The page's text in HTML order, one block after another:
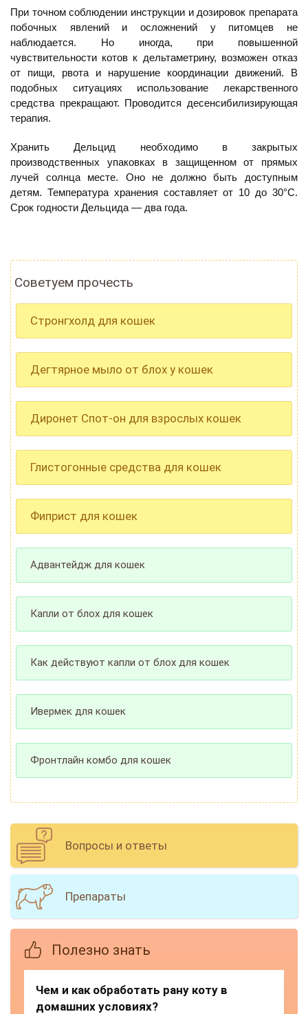
При точном соблюдении инструкции и дозировок препарата
побочных явлений и осложнений у питомцев не
наблюдается. Но иногда, при повышенной
чувствительности котов к дельтаметрину, возможен отказ
от пищи, рвота и нарушение координации движений. В
подобных ситуациях использование лекарственного
средства прекращают. Проводится десенсибилизирующая
терапия.
Хранить Дельцид необходимо в закрытых
производственных упаковках в защищенном от прямых
лучей солнца месте. Оно не должно быть доступным
детям. Температура хранения составляет от 10 до 30°С.
Срок годности Дельцида — два года.
Советуем прочесть
Стронгхолд для кошек
Дегтярное мыло от блох у кошек
Диронет Спот-он для взрослых кошек
Глистогонные средства для кошек
Фиприст для кошек
Адвантейдж для кошек
Капли от блох для кошек
Как действуют капли от блох для кошек
Ивермек для кошек
Фронтлайн комбо для кошек
Вопросы и ответы
Препараты
Полезно знать
Чем и как обработать рану коту в
домашних условиях?